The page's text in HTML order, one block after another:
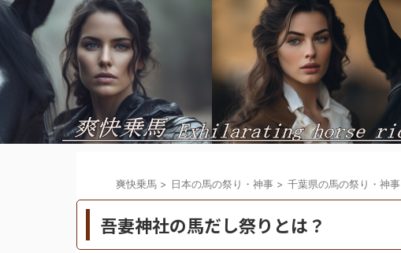
爽快乗馬 > 日本の馬の祭り・神事 > 千葉県の馬の祭り・神事
吾妻神社の馬だし祭りとは？